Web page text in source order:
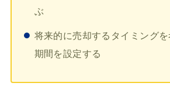
ぶ
将来的に売却するタイミング
期間を設定する